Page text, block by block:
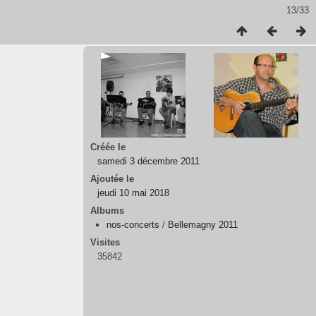
13/33
Créée le
samedi 3 décembre 2011
Ajoutée le
jeudi 10 mai 2018
Albums
nos-concerts / Bellemagny 2011
Visites
35842